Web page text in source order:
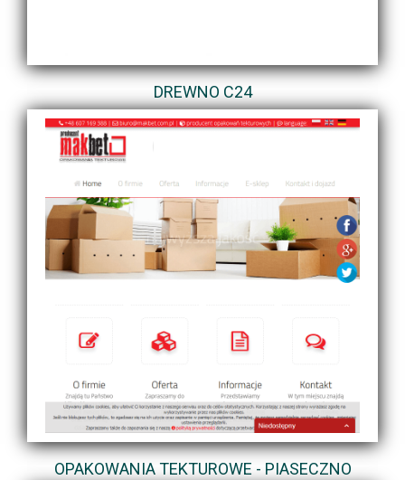
DREWNO C24
OPAKOWANIA TEKTUROWE - PIASECZNO